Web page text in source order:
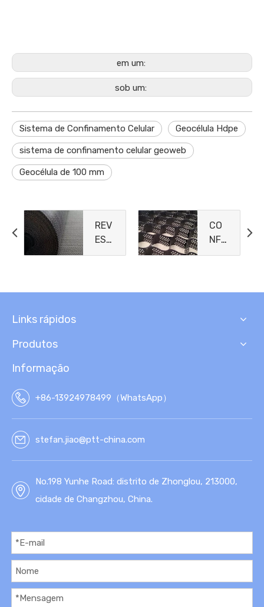
em um:
sob um:
Sistema de Confinamento Celular Geocélula Hdpe
sistema de confinamento celular geoweb
Geocélula de 100 mm
REV
EST
IME
DE
A
CO
NFI
NA
CEL
Links rápidos
Produtos
Informação
+86-13924978499（WhatsApp）
stefan.jiao@ptt-china.com
No.198 Yunhe Road: distrito de Zhonglou, 213000,
cidade de Changzhou, China.